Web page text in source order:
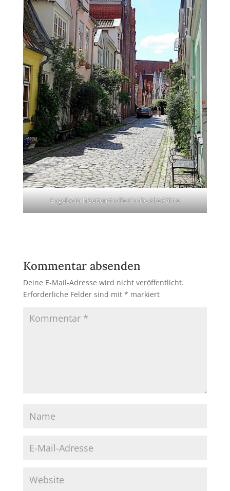
Engelswisch Seitenstraße Große Alte Fähre
Kommentar absenden
Deine E-Mail-Adresse wird nicht veröffentlicht.
Erforderliche Felder sind mit * markiert